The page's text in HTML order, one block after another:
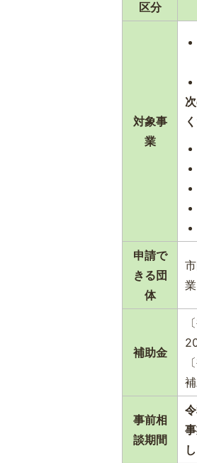
区分
対象事
業
申請で
きる団
体
補助金
事前相
談期間